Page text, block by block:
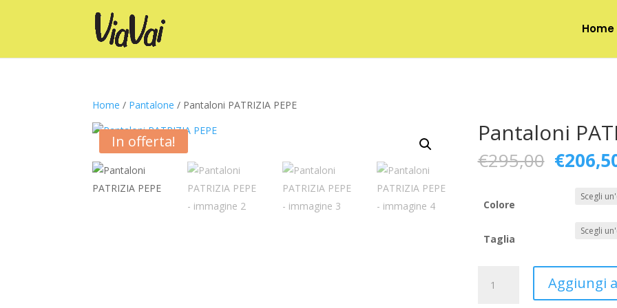
Home
Home / Pantalone / Pantaloni PATRIZIA PEPE
In offerta! Pantaloni
€295,00 Il
prezzo
era:
€
Colore
Taglia
PATRIZIA
Aggiungi